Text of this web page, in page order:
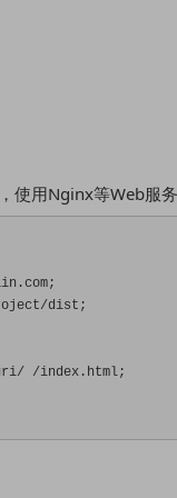
使用Nginx等Web服
.com;
/dist ;
/ /index . html;